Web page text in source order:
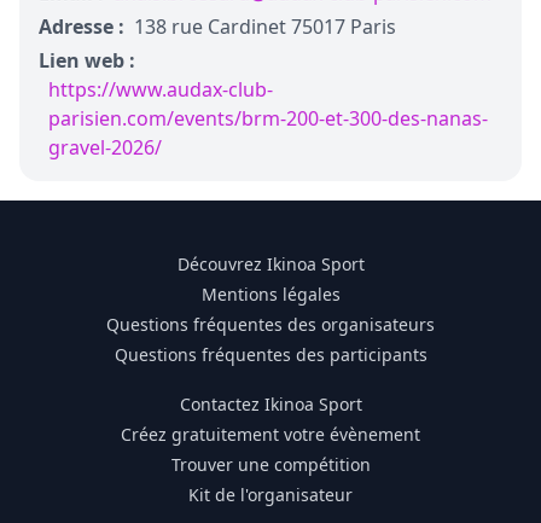
Adresse : 138 rue Cardinet 75017 Paris
Lien web :
https://www.audax-club-
parisien.com/events/brm-200-et-300-des-nanas-
gravel-2026/
Découvrez Ikinoa Sport
Mentions légales
Questions fréquentes des organisateurs
Questions fréquentes des participants
Contactez Ikinoa Sport
Créez gratuitement votre évènement
Trouver une compétition
Kit de l'organisateur